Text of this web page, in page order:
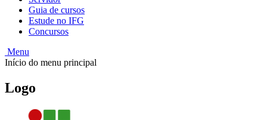
Guia de cursos
Estude no IFG
Concursos
Menu
Início do menu principal
Logo